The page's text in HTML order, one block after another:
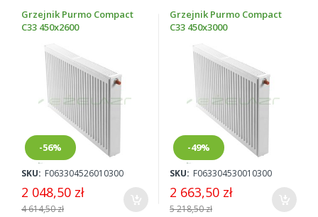
Grzejnik Purmo Compact
C33 450x2600
-56%
SKU: F063304526010300
2 048,50 zł
4 614,50 zł
Grzejnik Purmo Compact
C33 450x3000
-49%
SKU: F063304530010300
2 663,50 zł
5 218,50 zł